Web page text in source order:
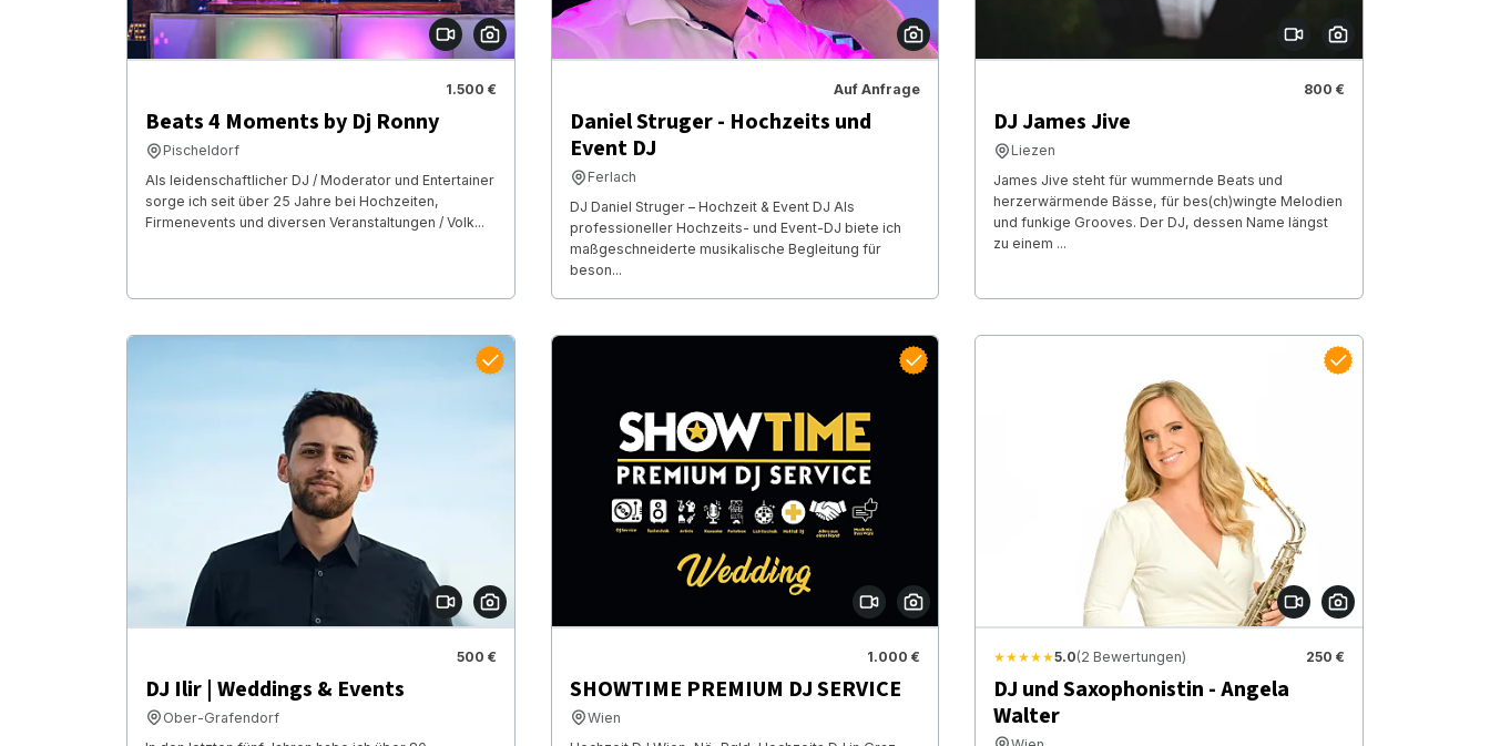
1.500 €
Beats 4 Moments by Dj Ronny
Pischeldorf
Als leidenschaftlicher DJ / Moderator und Entertainer
sorge ich seit über 25 Jahre bei Hochzeiten,
Firmenevents und diversen Veranstaltungen / Volk...
Auf Anfrage
Daniel Struger - Hochzeits und
Event DJ
Ferlach
DJ Daniel Struger – Hochzeit & Event DJ Als
professioneller Hochzeits- und Event-DJ biete ich
maßgeschneiderte musikalische Begleitung für
beson...
800 €
DJ James Jive
Liezen
James Jive steht für wummernde Beats und
herzerwärmende Bässe, für bes(ch)wingte Melodien
und funkige Grooves. Der DJ, dessen Name längst
zu einem ...
500 €
DJ Ilir | Weddings & Events
Ober-Grafendorf
1.000 €
SHOWTIME PREMIUM DJ SERVICE
Wien
★★★★★5.0(2 Bewertungen) 250 €
DJ und Saxophonistin - Angela
Walter